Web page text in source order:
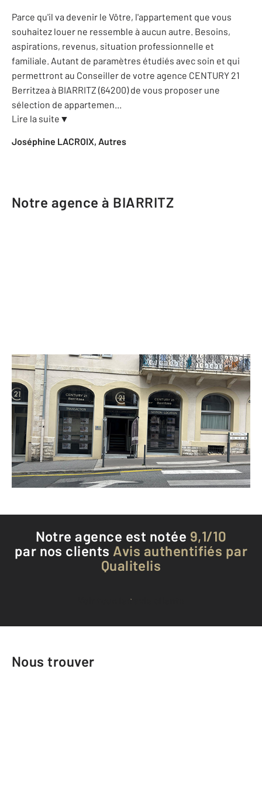
Parce qu'il va devenir le Vôtre, l'appartement que vous
souhaitez louer ne ressemble à aucun autre. Besoins,
aspirations, revenus, situation professionnelle et
familiale. Autant de paramètres étudiés avec soin et qui
permettront au Conseiller de votre agence CENTURY 21
Berritzea à BIARRITZ (64200) de vous proposer une
sélection de appartemen
Lire la suite ▼
Joséphine LACROIX, Autres
Notre agence à BIARRITZ
CENTURY 21 Berritzea
1 Place de la Libération
BIARRITZ - 64200
Envoyer un message
Téléphoner à l'agence
Notre agence est notée 9,1/10
par nos clients Avis authentifiés par
Qualitelis
Voir tous les avis clients
Nous trouver